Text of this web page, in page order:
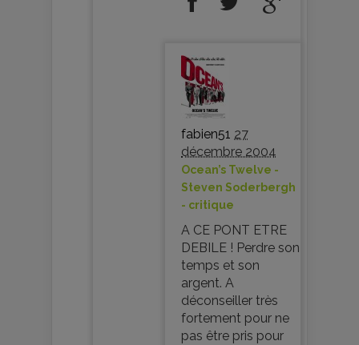
fabien51 27
décembre 2004
Ocean’s Twelve -
Steven Soderbergh
- critique
A CE PONT ETRE
DEBILE ! Perdre son
temps et son
argent. A
déconseiller très
fortement pour ne
pas être pris pour